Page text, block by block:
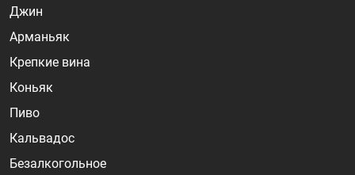
Джин
Арманьяк
Крепкие вина
Коньяк
Пиво
Кальвадос
Безалкогольное